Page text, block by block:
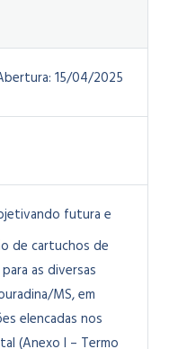
15/04/2025
futura e
de cartuchos de
as diversas
MS, em
elencadas nos
(Anexo I – Termo